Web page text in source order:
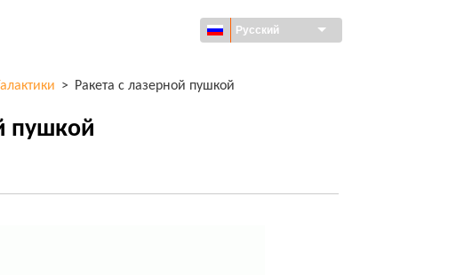
Русский
> Ракета с лазерной пушкой
пушкой